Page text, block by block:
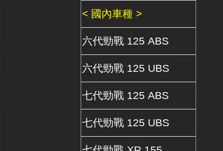
< 國內車種 >
六代勁戰 125 ABS
六代勁戰 125 UBS
七代勁戰 125 ABS
七代勁戰 125 UBS